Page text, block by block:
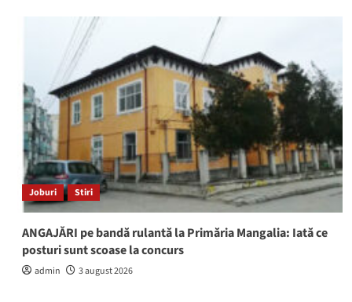
Joburi Stiri
ANGAJĂRI pe bandă rulantă la Primăria Mangalia: Iată ce
posturi sunt scoase la concurs
admin 3 august 2026